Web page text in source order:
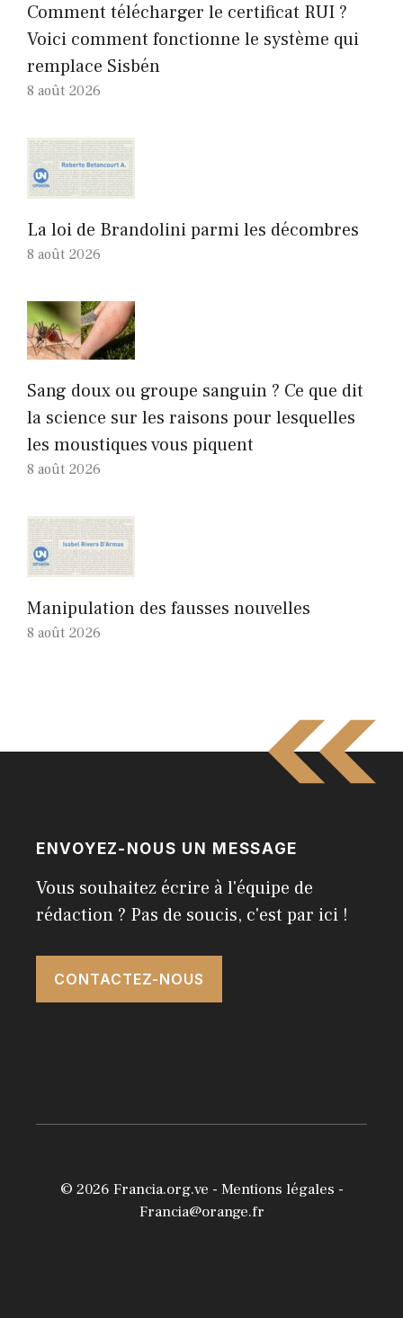
Comment télécharger le certificat RUI ?
Voici comment fonctionne le système qui
remplace Sisbén
8 août 2026
La loi de Brandolini parmi les décombres
8 août 2026
Sang doux ou groupe sanguin ? Ce que dit
la science sur les raisons pour lesquelles
les moustiques vous piquent
8 août 2026
Manipulation des fausses nouvelles
8 août 2026
ENVOYEZ-NOUS UN MESSAGE
Vous souhaitez écrire à l'équipe de
rédaction ? Pas de soucis, c'est par ici !
CONTACTEZ-NOUS
© 2026 Francia.org.ve - Mentions légales -
Francia@orange.fr